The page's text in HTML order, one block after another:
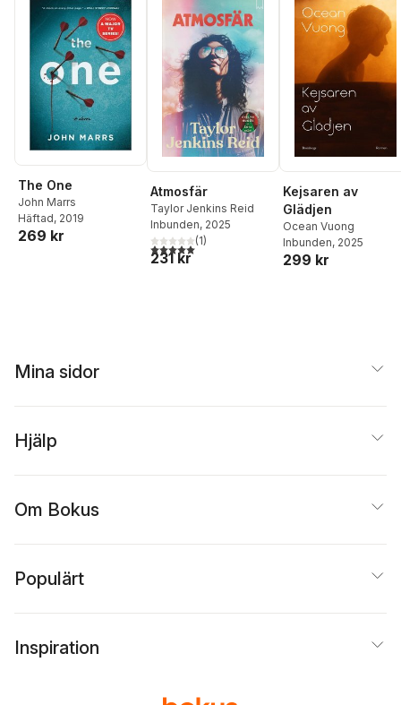
The One
John Marrs
Häftad, 2019
269 kr
Atmosfär
Taylor Jenkins Reid
Inbunden, 2025
5,0utav 5 stjärnor. Totalt antal röster:
(1)
231 kr
Kejsaren av
Glädjen
Ocean Vuong
Inbunden, 2025
299 kr
Mina sidor
Hjälp
Om Bokus
Populärt
Inspiration